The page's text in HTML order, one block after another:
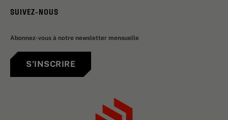
SUIVEZ-NOUS
Abonnez-vous à notre newsletter mensuelle
S'INSCRIRE